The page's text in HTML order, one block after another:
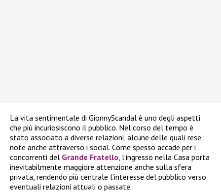
La vita sentimentale di GionnyScandal è uno degli aspetti
che più incuriosiscono il pubblico. Nel corso del tempo è
stato associato a diverse relazioni, alcune delle quali rese
note anche attraverso i social. Come spesso accade per i
concorrenti del Grande Fratello , l’ingresso nella Casa porta
inevitabilmente maggiore attenzione anche sulla sfera
privata, rendendo più centrale l’interesse del pubblico verso
eventuali relazioni attuali o passate.